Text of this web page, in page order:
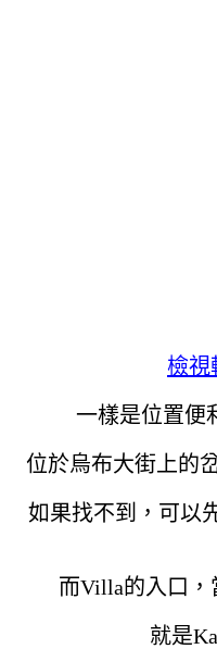
檢視
一樣是位置便
位於烏布大街上的
如果找不到，可以
而Villa的入口，
就是